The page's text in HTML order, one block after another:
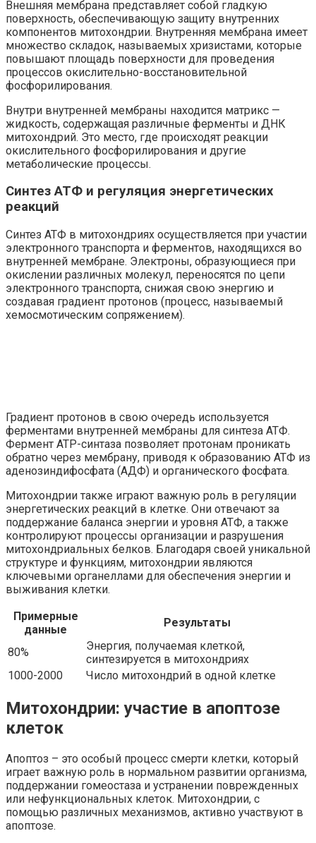
Внешняя мембрана представляет собой гладкую
поверхность, обеспечивающую защиту внутренних
компонентов митохондрии. Внутренняя мембрана имеет
множество складок, называемых хризистами, которые
повышают площадь поверхности для проведения
процессов окислительно-восстановительной
фосфорилирования.
Внутри внутренней мембраны находится матрикс —
жидкость, содержащая различные ферменты и ДНК
митохондрий. Это место, где происходят реакции
окислительного фосфорилирования и другие
метаболические процессы.
Синтез АТФ и регуляция энергетических
реакций
Синтез АТФ в митохондриях осуществляется при участии
электронного транспорта и ферментов, находящихся во
внутренней мембране. Электроны, образующиеся при
окислении различных молекул, переносятся по цепи
электронного транспорта, снижая свою энергию и
создавая градиент протонов (процесс, называемый
хемосмотическим сопряжением).
Градиент протонов в свою очередь используется
ферментами внутренней мембраны для синтеза АТФ.
Фермент ATP-синтаза позволяет протонам проникать
обратно через мембрану, приводя к образованию АТФ из
аденозиндифосфата (АДФ) и органического фосфата.
Митохондрии также играют важную роль в регуляции
энергетических реакций в клетке. Они отвечают за
поддержание баланса энергии и уровня АТФ, а также
контролируют процессы организации и разрушения
митохондриальных белков. Благодаря своей уникальной
структуре и функциям, митохондрии являются
ключевыми органеллами для обеспечения энергии и
выживания клетки.
Примерные
данные
Результаты
80%
Энергия, получаемая клеткой,
синтезируется в митохондриях
1000-2000
Число митохондрий в одной клетке
Митохондрии: участие в апоптозе
клеток
Апоптоз – это особый процесс смерти клетки, который
играет важную роль в нормальном развитии организма,
поддержании гомеостаза и устранении поврежденных
или нефункциональных клеток. Митохондрии, с
помощью различных механизмов, активно участвуют в
апоптозе.